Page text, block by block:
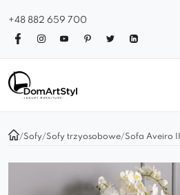
+48 882 659 700
/Sofy/Sofy trzyosobowe/Sofa Aveiro III